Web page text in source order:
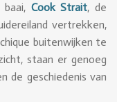
Cook Strait, de
vertrekken,
buitenwijken te
staan er genoeg
de geschiedenis van